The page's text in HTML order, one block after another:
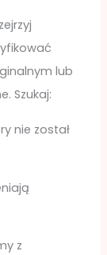
lub
Szukaj:
nie został
z